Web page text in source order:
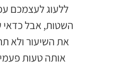
ללעוג לעצמכם
השטות, אבל
את השיעור ולא
אותה טעות